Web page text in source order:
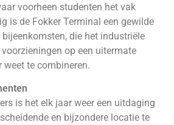
voorheen studenten het vak
is de Fokker Terminal een gewilde
die het industriële
op een uitermate
te combineren.
is het elk jaar weer een uitdaging
en bijzondere locatie te